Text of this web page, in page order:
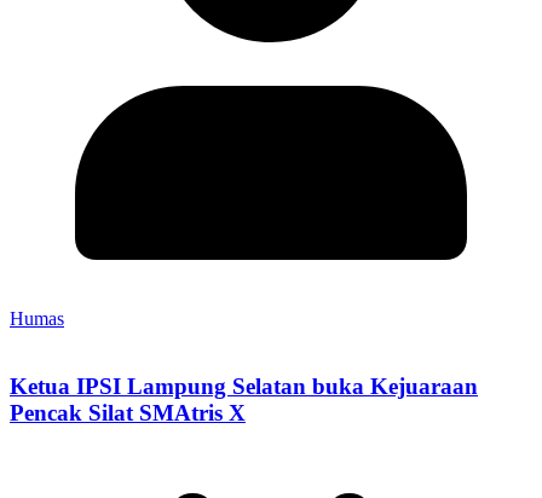
Humas
Ketua IPSI Lampung Selatan buka Kejuaraan
Pencak Silat SMAtris X